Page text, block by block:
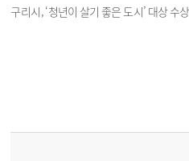
구리시, ‘청년이 살기 좋은 도시’ 대상 수